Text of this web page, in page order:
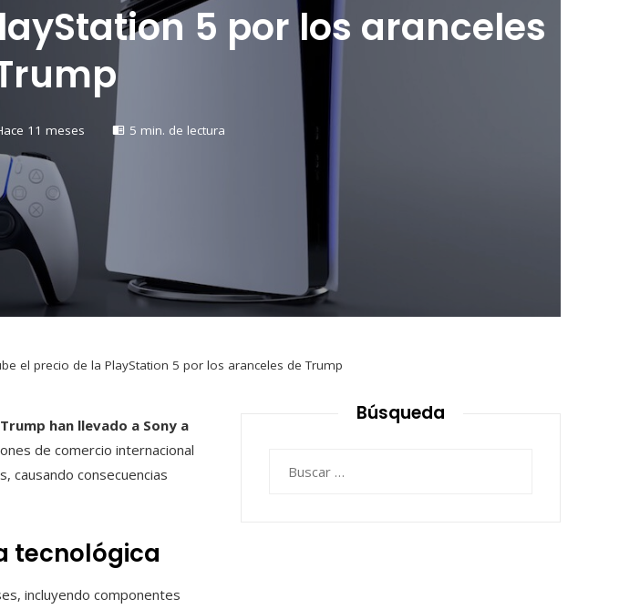
5 por los aranceles
11 meses 5 min. de lectura
el precio de la PlayStation 5 por los aranceles de Trump
han llevado a Sony a
de comercio internacional
causando consecuencias
tecnológica
incluyendo componentes
Búsqueda